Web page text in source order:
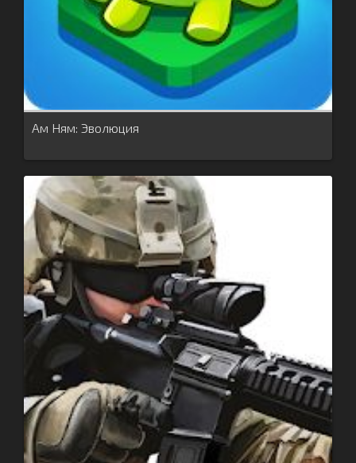
Ам Ням: Эволюция